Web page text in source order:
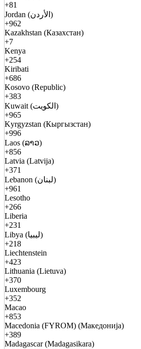
+81
Jordan (الأردن)
+962
Kazakhstan (Казахстан)
+7
Kenya
+254
Kiribati
+686
Kosovo (Republic)
+383
Kuwait (الكويت)
+965
Kyrgyzstan (Кыргызстан)
+996
Laos (ລາວ)
+856
Latvia (Latvija)
+371
Lebanon (لبنان)
+961
Lesotho
+266
Liberia
+231
Libya (ليبيا)
+218
Liechtenstein
+423
Lithuania (Lietuva)
+370
Luxembourg
+352
Macao
+853
Macedonia (FYROM) (Македонија)
+389
Madagascar (Madagasikara)